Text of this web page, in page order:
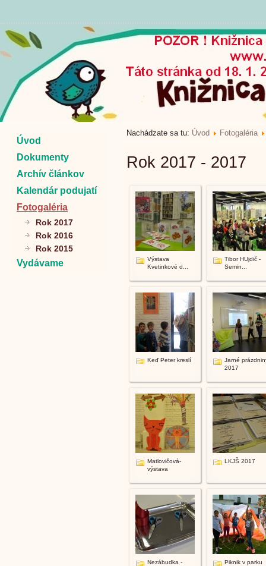
Úvod
Dokumenty
Archív článkov
Kalendár podujatí
Fotogaléria
Rok 2017
Rok 2016
Rok 2015
Vydávame
Nachádzate sa tu: Úvod Fotogaléria
Rok 2017 - 2017
Výstava
Kvetinkové d...
Tibor HUjdič -
Semin...
Keď Peter kreslí
Jarné
2017
Matlovičová-
výstava
LKJŠ 2017
Nezábudka -
Piknik v parku